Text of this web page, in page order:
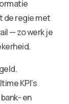
de regie met
— zo werk je
KPI’s
en